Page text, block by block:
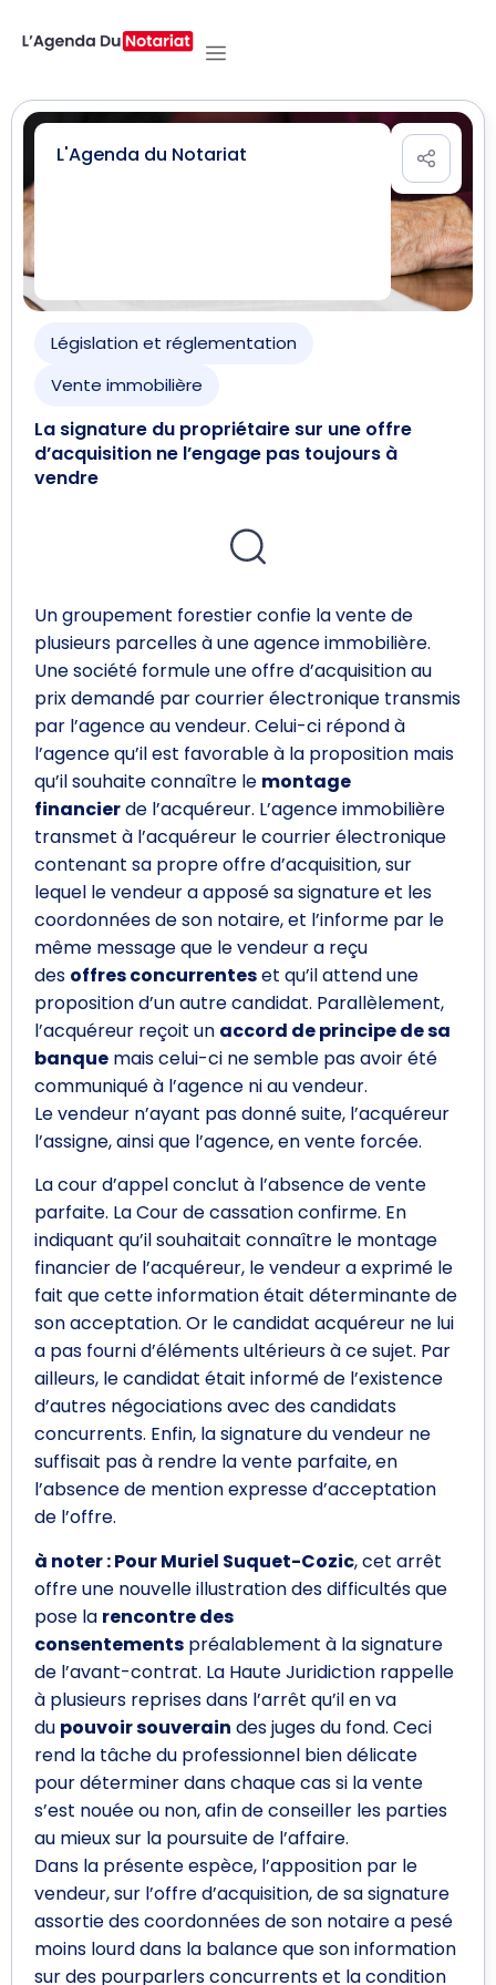
L'Agenda du Notariat
Législation et réglementation
Vente immobilière
La signature du propriétaire sur une offre
d’acquisition ne l’engage pas toujours à
vendre
Un groupement forestier confie la vente de
plusieurs parcelles à une agence immobilière.
Une société formule une offre d’acquisition au
prix demandé par courrier électronique transmis
par l’agence au vendeur. Celui-ci répond à
l’agence qu’il est favorable à la proposition mais
qu’il souhaite connaître le montage
financierde l’acquéreur. L’agence immobilière
transmet à l’acquéreur le courrier électronique
contenant sa propre offre d’acquisition, sur
lequel le vendeur a apposé sa signature et les
coordonnées de son notaire, et l’informe par le
même message que le vendeur a reçu
des offres concurrenteset qu’il attend une
proposition d’un autre candidat. Parallèlement,
l’acquéreur reçoit un accord de principe de sa
banque mais celui-ci ne semble pas avoir été
communiqué à l’agence ni au vendeur.
Le vendeur n’ayant pas donné suite, l’acquéreur
l’assigne, ainsi que l’agence, en vente forcée.
La cour d’appel conclut à l’absence de vente
parfaite. La Cour de cassation confirme. En
indiquant qu’il souhaitait connaître le montage
financier de l’acquéreur, le vendeur a exprimé le
fait que cette information était déterminante de
son acceptation. Or le candidat acquéreur ne lui
a pas fourni d’éléments ultérieurs à ce sujet. Par
ailleurs, le candidat était informé de l’existence
d’autres négociations avec des candidats
concurrents. Enfin, la signature du vendeur ne
suffisait pas à rendre la vente parfaite, en
l’absence de mention expresse d’acceptation
de l’offre.
à noter :Pour Muriel Suquet-Cozic, cet arrêt
offre une nouvelle illustration des difficultés que
pose la rencontre des
consentements préalablement à la signature
de l’avant-contrat. La Haute Juridiction rappelle
à plusieurs reprises dans l’arrêt qu’il en va
du pouvoir souverain des juges du fond. Ceci
rend la tâche du professionnel bien délicate
pour déterminer dans chaque cas si la vente
s’est nouée ou non, afin de conseiller les parties
au mieux sur la poursuite de l’affaire.
Dans la présente espèce, l’apposition par le
vendeur, sur l’offre d’acquisition, de sa signature
assortie des coordonnées de son notaire a pesé
moins lourd dans la balance que son information
sur des pourparlers concurrents et la condition